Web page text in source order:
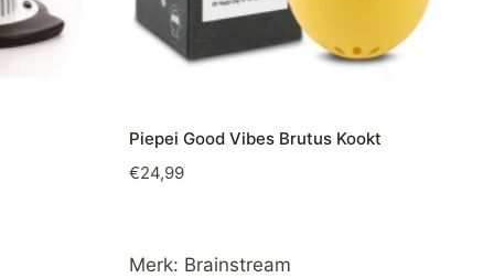
Piepei Good Vibes Brutus Kookt
€24,99
Merk: Brainstream